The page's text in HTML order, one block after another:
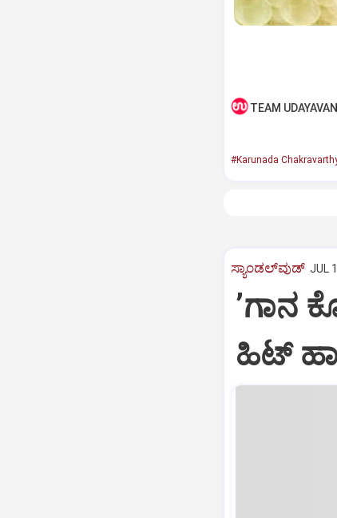
TEAM UDAYAVANI
#Karunada
ಸ್ಯಾಂಡಲ್‌ವುಡ್‌ JUL
ʼಗಾನ
ಹಿಟ್‌